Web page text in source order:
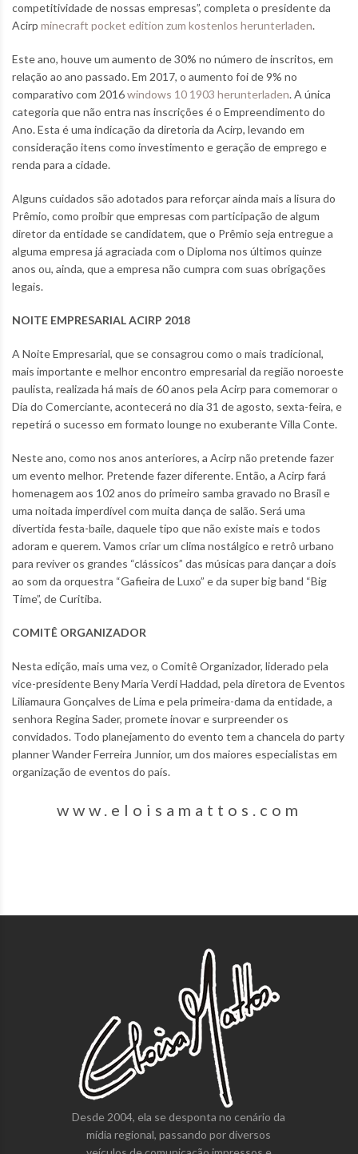
competitividade de nossas empresas”, completa o presidente da
Acirp minecraft pocket edition zum kostenlos herunterladen.
Este ano, houve um aumento de 30% no número de inscritos, em
relação ao ano passado. Em 2017, o aumento foi de 9% no
comparativo com 2016windows 10 1903 herunterladen. A única
categoria que não entra nas inscrições é o Empreendimento do
Ano. Esta é uma indicação da diretoria da Acirp, levando em
consideração itens como investimento e geração de emprego e
renda para a cidade.
Alguns cuidados são adotados para reforçar ainda mais a lisura do
Prêmio, como proibir que empresas com participação de algum
diretor da entidade se candidatem, que o Prêmio seja entregue a
alguma empresa já agraciada com o Diploma nos últimos quinze
anos ou, ainda, que a empresa não cumpra com suas obrigações
legais.
NOITE EMPRESARIAL ACIRP 2018
A Noite Empresarial, que se consagrou como o mais tradicional,
mais importante e melhor encontro empresarial da região noroeste
paulista, realizada há mais de 60 anos pela Acirp para comemorar o
Dia do Comerciante, acontecerá no dia 31 de agosto, sexta-feira, e
repetirá o sucesso em formato lounge no exuberante Villa Conte.
Neste ano, como nos anos anteriores, a Acirp não pretende fazer
um evento melhor. Pretende fazer diferente. Então, a Acirp fará
homenagem aos 102 anos do primeiro samba gravado no Brasil e
uma noitada imperdível com muita dança de salão. Será uma
divertida festa-baile, daquele tipo que não existe mais e todos
adoram e querem. Vamos criar um clima nostálgico e retrô urbano
para reviver os grandes “clássicos” das músicas para dançar a dois
ao som da orquestra “Gafieira de Luxo” e da super big band “Big
Time”, de Curitiba.
COMITÊ ORGANIZADOR
Nesta edição, mais uma vez, o Comitê Organizador, liderado pela
vice-presidente Beny Maria Verdi Haddad, pela diretora de Eventos
Liliamaura Gonçalves de Lima e pela primeira-dama da entidade, a
senhora Regina Sader, promete inovar e surpreender os
convidados. Todo planejamento do evento tem a chancela do party
planner Wander Ferreira Junnior, um dos maiores especialistas em
organização de eventos do país.
www.eloisamattos.com
Desde 2004, ela se desponta no cenário da
mídia regional, passando por diversos